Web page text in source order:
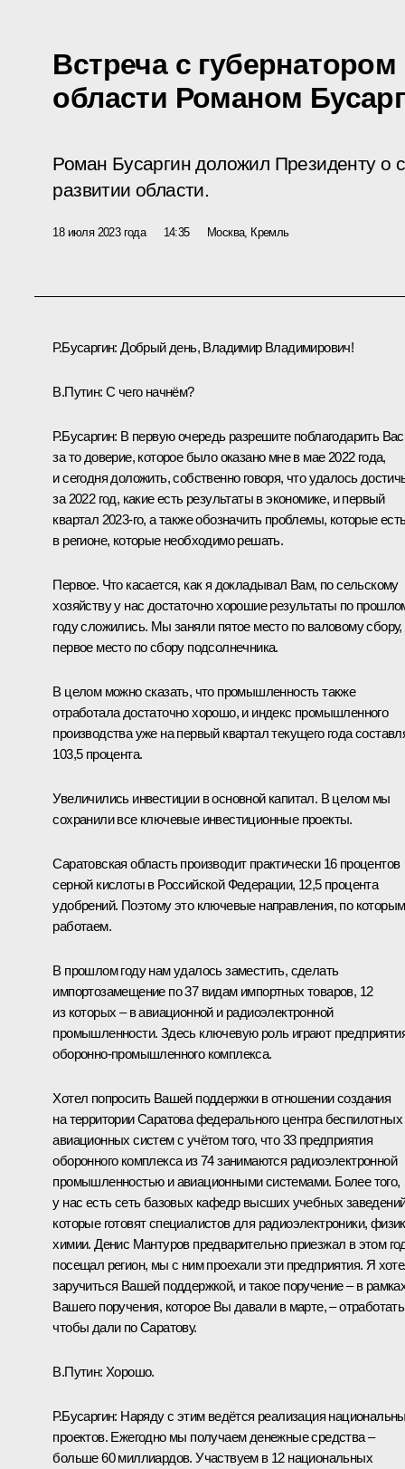
Встреча с
области Романом
Роман Бусаргин доложил Президенту о
развитии области.
18 июля 2023 года 14:35 Москва, Кремль
Р.Бусаргин: Добрый день, Владимир Владимирович!
В.Путин: С чего начнём?
Р.Бусаргин: В первую очередь разрешите поблагодарить Вас
за то доверие, которое было оказано мне в мае 2022 года,
и сегодня доложить, собственно говоря, что удалось
за 2022 год, какие есть результаты в экономике, и первый
квартал 2023-го, а также обозначить проблемы, которые
в регионе, которые необходимо решать.
Первое. Что касается, как я докладывал Вам, по сельскому
хозяйству у нас достаточно хорошие результаты по
году сложились. Мы заняли пятое место по валовому сбору,
первое место по сбору подсолнечника.
В целом можно сказать, что промышленность также
отработала достаточно хорошо, и индекс промышленного
производства уже на первый квартал текущего года
103,5 процента.
Увеличились инвестиции в основной капитал. В целом мы
сохранили все ключевые инвестиционные проекты.
Саратовская область производит практически 16 процентов
серной кислоты в Российской Федерации, 12,5 процента
удобрений. Поэтому это ключевые направления, по которым
работаем.
В прошлом году нам удалось заместить, сделать
импортозамещение по 37 видам импортных товаров, 12
из которых – в авиационной и радиоэлектронной
промышленности. Здесь ключевую роль играют
оборонно-промышленного комплекса.
Хотел попросить Вашей поддержки в отношении создания
на территории Саратова федерального центра беспилотных
авиационных систем с учётом того, что 33 предприятия
оборонного комплекса из 74 занимаются радиоэлектронной
промышленностью и авиационными системами. Более того,
у нас есть сеть базовых кафедр высших учебных
которые готовят специалистов для радиоэлектроники,
химии. Денис Мантуров предварительно приезжал в этом
посещал регион, мы с ним проехали эти предприятия. Я
заручиться Вашей поддержкой, и такое поручение – в
Вашего поручения, которое Вы давали в марте, –
чтобы дали по Саратову.
В.Путин: Хорошо.
Р.Бусаргин: Наряду с этим ведётся реализация
проектов. Ежегодно мы получаем денежные средства –
больше 60 миллиардов. Участвуем в 12 национальных